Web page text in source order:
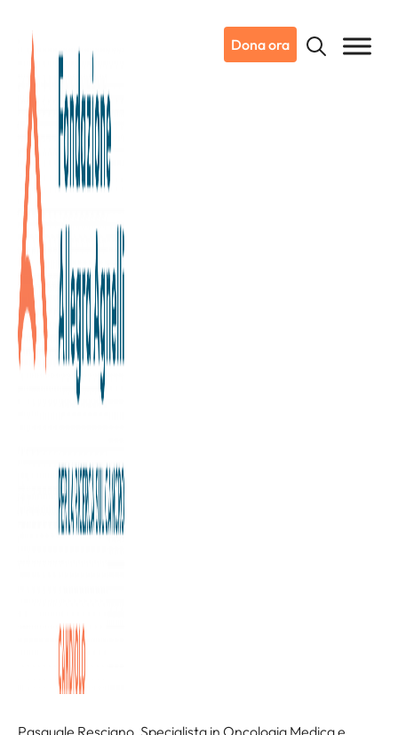
Dona ora
30/09/2020
Presentazione digitale Bilancio
Sociale e di Sostenibilità
Mercoledì 30 Settembre, alle ore 11:30, è in programma la
presentazione digitale del Bilancio Sociale e di Sostenibilità
della Fondazione.
sul sito de La Stampa e sulla nostra pagina Facebook.
Luca Asvisio, Presidente Consiglio dell’Ordine Dottori
Commercialisti ed Esperti Contabili
Alberto Cirio, Presidente Regione Piemonte
Pasquale Rescigno, Specialista in Oncologia Medica e